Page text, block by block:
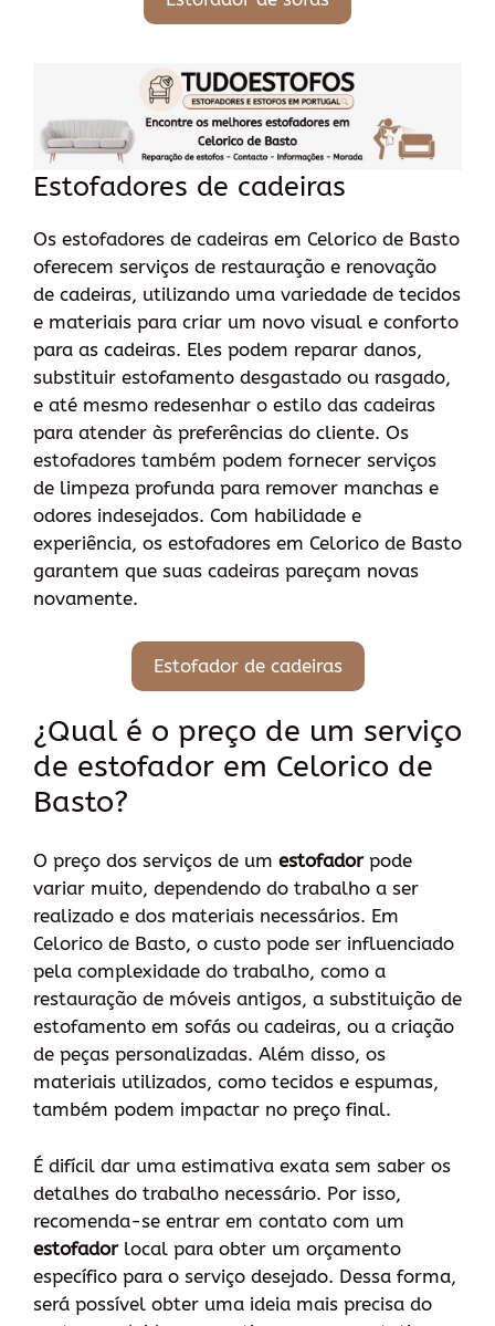
Estofadores de cadeiras
Os estofadores de cadeiras em Celorico de Basto
oferecem serviços de restauração e renovação
de cadeiras, utilizando uma variedade de tecidos
e materiais para criar um novo visual e conforto
para as cadeiras. Eles podem reparar danos,
substituir estofamento desgastado ou rasgado,
e até mesmo redesenhar o estilo das cadeiras
para atender às preferências do cliente. Os
estofadores também podem fornecer serviços
de limpeza profunda para remover manchas e
odores indesejados. Com habilidade e
experiência, os estofadores em Celorico de Basto
garantem que suas cadeiras pareçam novas
novamente.
Estofador de cadeiras
¿Qual é o preço de um serviço
de estofador em Celorico de
Basto?
O preço dos serviços de um estofadorpode
variar muito, dependendo do trabalho a ser
realizado e dos materiais necessários. Em
Celorico de Basto, o custo pode ser influenciado
pela complexidade do trabalho, como a
restauração de móveis antigos, a substituição de
estofamento em sofás ou cadeiras, ou a criação
de peças personalizadas. Além disso, os
materiais utilizados, como tecidos e espumas,
também podem impactar no preço final.
É difícil dar uma estimativa exata sem saber os
detalhes do trabalho necessário. Por isso,
recomenda-se entrar em contato com um
estofadorlocal para obter um orçamento
específico para o serviço desejado. Dessa forma,
será possível obter uma ideia mais precisa do